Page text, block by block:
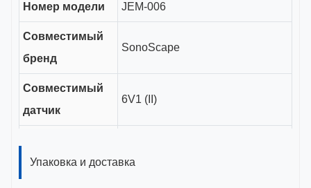
Номер модели JEM-006
Совместимый
бренд
SonoScape
Совместимый
датчик
6V1 (II)
направляющего
15 см
Упаковка и доставка